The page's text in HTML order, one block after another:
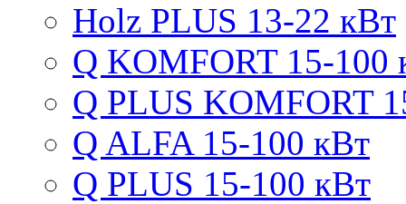
Holz PLUS 13-22 кВт
Q KOMFORT 15-100
Q PLUS KOMFORT
Q ALFA 15-100 кВт
Q PLUS 15-100 кВт